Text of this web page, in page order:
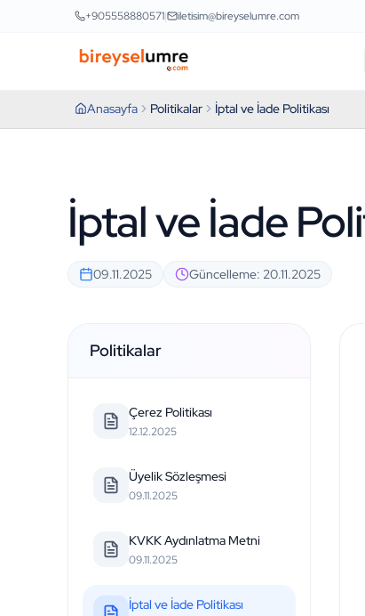
+905558880571| iletisim@bireyselumre.com
Anasayfa Politikalar İptal ve İade Politikası
İptal ve İade
09.11.2025 Güncelleme: 20.11.2025
Politikalar
Çerez Politikası
12.12.2025
Üyelik Sözleşmesi
09.11.2025
KVKK Aydınlatma Metni
09.11.2025
İptal ve İade Politikası